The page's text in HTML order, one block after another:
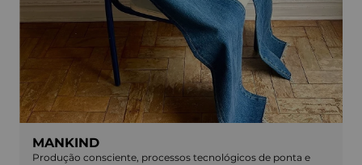
MANKIND
Produção consciente, processos tecnológicos de ponta e